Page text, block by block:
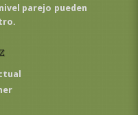
parejo pueden